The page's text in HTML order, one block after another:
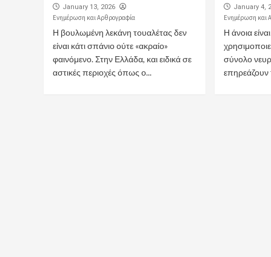
January 13, 2026
Ενημέρωση και Αρθρογραφία
Η βουλωμένη λεκάνη τουαλέτας δεν
είναι κάτι σπάνιο ούτε «ακραίο»
φαινόμενο. Στην Ελλάδα, και ειδικά σε
αστικές περιοχές όπως ο...
January 4,
Ενημέρωση και
Η άνοια
σύνολο
επηρεάζουν